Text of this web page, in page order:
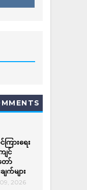
ားရေး
ျင်
ော်
က်များ
2026